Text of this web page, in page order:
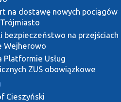
na dostawę nowych pociągów
bezpieczeństwo na przejściach
Wejherowo
Platformie Usług
ZUS obowiązkowe
Cieszyński